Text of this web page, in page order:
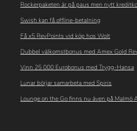
Rockerpaketen är på paus men nytt
Swish kan få offline-betalning
Få x5 RevPoints vid köp hos Wolt
Dubbel välkomstbonus med Amex Gold
Vinn 25 000 Eurobonus med Trygg-Hansa
Lunar börjar samarbeta med Spiris
Lounge on the Go finns nu även på Malmö